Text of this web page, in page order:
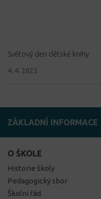
Světový den dětské knihy
4. 4. 2025
ZÁKLADNÍ INFORMACE
O ŠKOLE
Historie školy
Pedagogický sbor
Školní řád